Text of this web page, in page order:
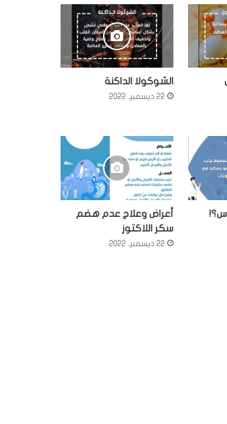
الشوكولا الداكنة
22 ديسمبر، 2022
أعراض وعلاج عدم هضم
سكر اللاكتوز
22 ديسمبر، 2022